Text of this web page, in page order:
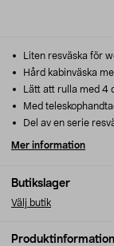
Butikslager
Välj butik
Liten resväska för
Hård kabinväska
Lätt att rulla med 4
Med
Del av en serie
Mer information
Produktinformation